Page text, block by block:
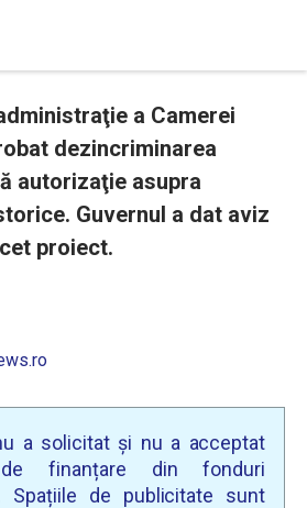
a Camerei
dezincriminarea
autorizaţie asupra
Guvernul a dat aviz
proiect.
a solicitat și nu a acceptat
finanțare din fonduri
Spațiile de publicitate sunt